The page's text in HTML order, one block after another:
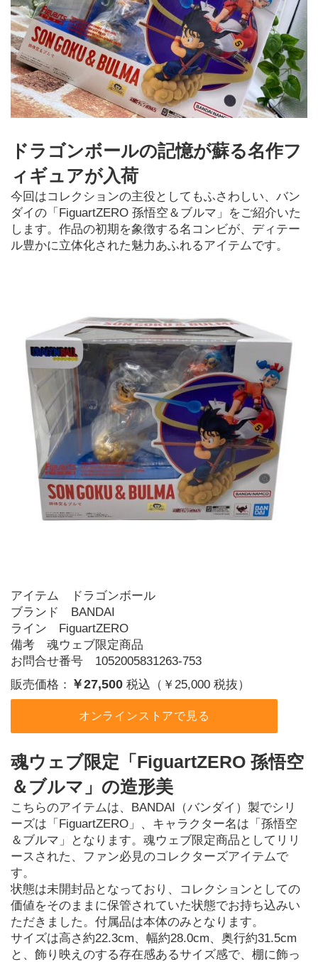
ドラゴンボールの記憶が蘇る名作フ
ィギュアが入荷
今回はコレクションの主役としてもふさわしい、バン
ダイの「FiguartZERO 孫悟空＆ブルマ」をご紹介いた
します。作品の初期を象徴する名コンビが、ディテー
ル豊かに立体化された魅力あふれるアイテムです。
アイテム ドラゴンボール
ブランド BANDAI
ライン FiguartZERO
備考 魂ウェブ限定商品
お問合せ番号 1052005831263-753
販売価格： ￥27,500 税込（￥25,000 税抜）
オンラインストアで見る
魂ウェブ限定「FiguartZERO 孫悟空
＆ブルマ」の造形美
こちらのアイテムは、BANDAI（バンダイ）製でシリ
ーズは「FiguartZERO」、キャラクター名は「孫悟空
＆ブルマ」となります。魂ウェブ限定商品としてリリ
ースされた、ファン必見のコレクターズアイテムで
す。
状態は未開封品となっており、コレクションとしての
価値をそのままに保管されていた状態でお持ち込みい
ただきました。付属品は本体のみとなります。
サイズは高さ約22.3cm、幅約28.0cm、奥行約31.5cm
と、飾り映えのする存在感あるサイズ感で、棚に飾っ